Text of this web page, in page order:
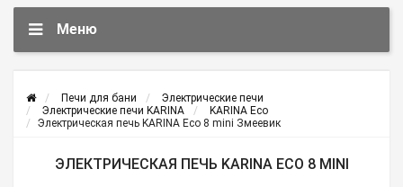
Меню
Печи для бани
Электрические печи
Электрические печи KARINA
KARINA Eco
Электрическая печь KARINA Eco 8 mini Змеевик
ЭЛЕКТРИЧЕСКАЯ ПЕЧЬ KARINA ECO 8 MINI